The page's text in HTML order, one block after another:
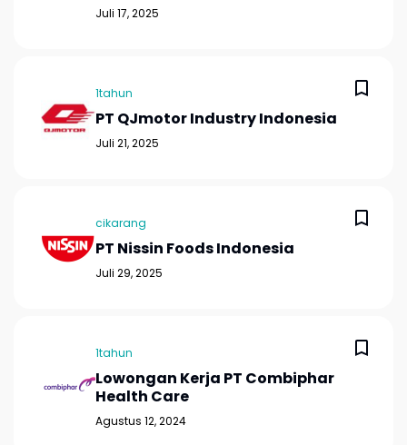
Juli 17, 2025
1tahun
PT QJmotor Industry Indonesia
Juli 21, 2025
cikarang
PT Nissin Foods Indonesia
Juli 29, 2025
1tahun
Lowongan Kerja PT Combiphar
Health Care
Agustus 12, 2024